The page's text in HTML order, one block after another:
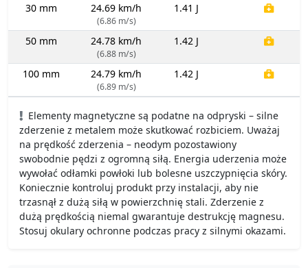
30 mm 24.69 km/h
(6.86 m/s)
1.41 J
50 mm 24.78 km/h
(6.88 m/s)
1.42 J
100 mm 24.79 km/h
(6.89 m/s)
1.42 J
Elementy magnetyczne są podatne na odpryski – silne
zderzenie z metalem może skutkować rozbiciem. Uważaj
na prędkość zderzenia – neodym pozostawiony
swobodnie pędzi z ogromną siłą. Energia uderzenia może
wywołać odłamki powłoki lub bolesne uszczypnięcia skóry.
Koniecznie kontroluj produkt przy instalacji, aby nie
trzasnął z dużą siłą w powierzchnię stali. Zderzenie z
dużą prędkością niemal gwarantuje destrukcję magnesu.
Stosuj okulary ochronne podczas pracy z silnymi okazami.